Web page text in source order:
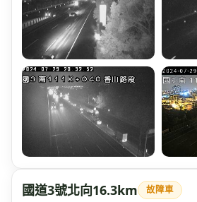
國道3號北向16.3km 故障車